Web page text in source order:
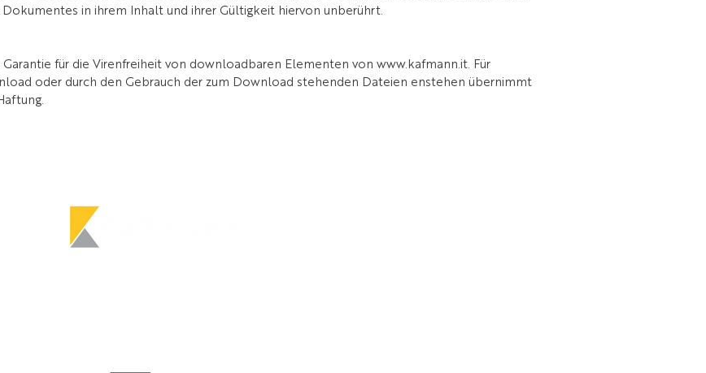
in ihrem Inhalt und ihrer Gültigkeit hiervon unberührt.
für die Virenfreiheit von downloadbaren Elementen von www.kafmann.it. Für
oder durch den Gebrauch der zum Download stehenden Dateien enstehen übernimmt